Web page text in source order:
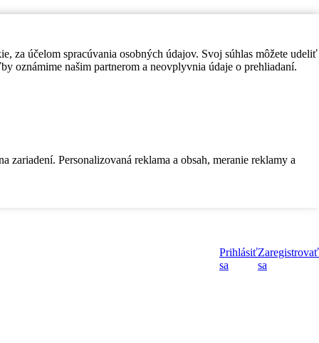
za účelom spracúvania osobných údajov. Svoj súhlas môžete udeliť
oznámime našim partnerom a neovplyvnia údaje o prehliadaní.
Personalizovaná reklama a obsah, meranie reklamy a
Prihlásiť
sa
Zaregistrovať
sa